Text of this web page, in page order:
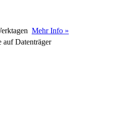
Mehr Info »
auf Datenträger